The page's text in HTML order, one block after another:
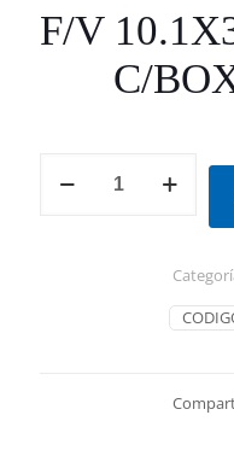
F/V
C/
10.1X31.6